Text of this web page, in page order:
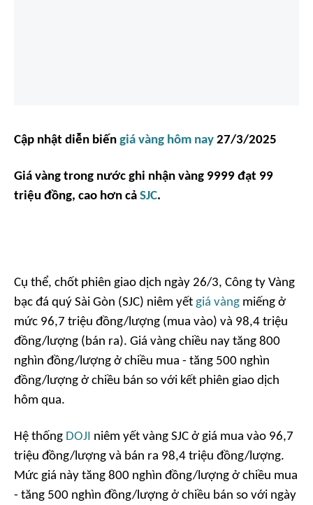
Cập nhật diễn biến giá vàng hôm nay 27/3/2025
Giá vàng trong nước ghi nhận vàng 9999 đạt 99
triệu đồng, cao hơn cả SJC.
Cụ thể, chốt phiên giao dịch ngày 26/3, Công ty Vàng
bạc đá quý Sài Gòn (SJC) niêm yết giá vàng miếng ở
mức 96,7 triệu đồng/lượng (mua vào) và 98,4 triệu
đồng/lượng (bán ra). Giá vàng chiều nay tăng 800
nghìn đồng/lượng ở chiều mua - tăng 500 nghìn
đồng/lượng ở chiều bán so với kết phiên giao dịch
hôm qua.
Hệ thống DOJI niêm yết vàng SJC ở giá mua vào 96,7
triệu đồng/lượng và bán ra 98,4 triệu đồng/lượng.
Mức giá này tăng 800 nghìn đồng/lượng ở chiều mua
- tăng 500 nghìn đồng/lượng ở chiều bán so với ngày